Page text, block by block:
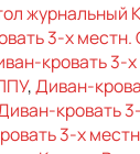
журнальный
3-х
кровать 3-
,Диван-
кровать
3-х